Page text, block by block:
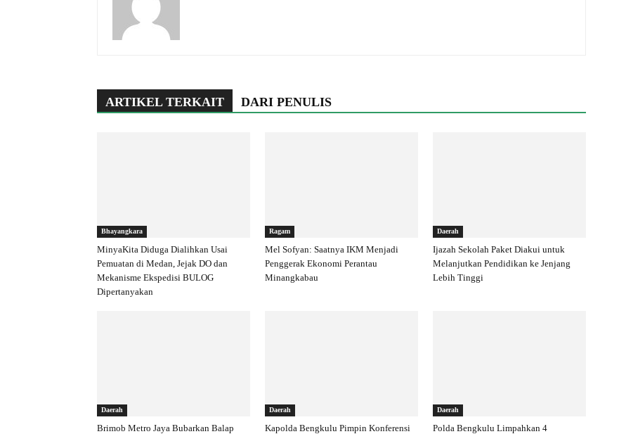
ARTIKEL TERKAIT DARI PENULIS
Bhayangkara
MinyaKita Diduga Dialihkan Usai
Pemuatan di Medan, Jejak DO dan
Mekanisme Ekspedisi BULOG
Dipertanyakan
Ragam
Mel Sofyan: Saatnya IKM Menjadi
Penggerak Ekonomi Perantau
Minangkabau
Daerah
Ijazah Sekolah Paket Diakui untuk
Melanjutkan Pendidikan ke Jenjang
Lebih Tinggi
Daerah
Brimob Metro Jaya Bubarkan Balap
Daerah
Kapolda Bengkulu Pimpin Konferensi
Daerah
Polda Bengkulu Limpahkan 4